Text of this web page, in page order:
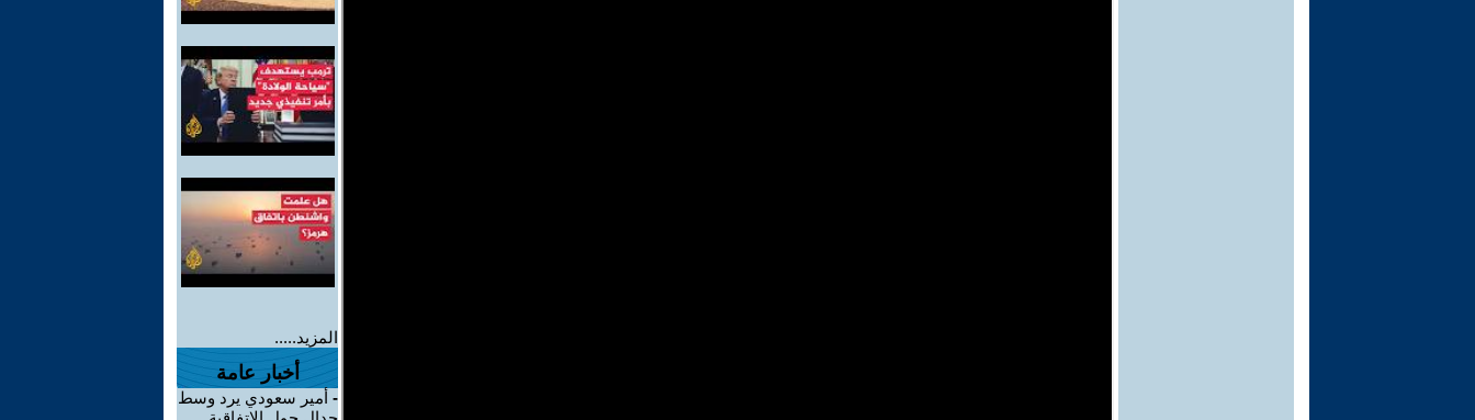
المزيد.....
أخبار عامة
- أمير سعودي يرد وسط